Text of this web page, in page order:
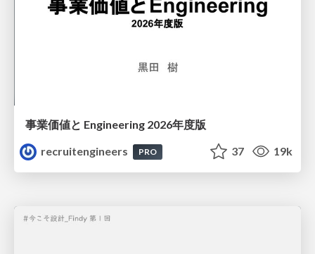
事業価値と Engineering 2026年度版
recruitengineers
PRO 37 19k